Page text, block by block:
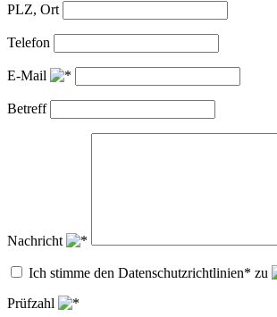
PLZ, Ort
Telefon
E-Mail
Betreff
Nachricht
Ich stimme den Datenschutzrichtlinien* zu
Prüfzahl